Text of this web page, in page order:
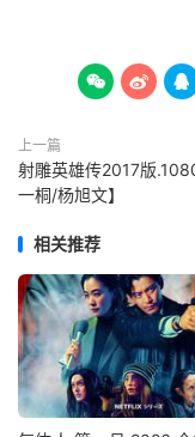
  
上一篇
射雕英雄传2017版
一桐/杨旭文】
相关推荐